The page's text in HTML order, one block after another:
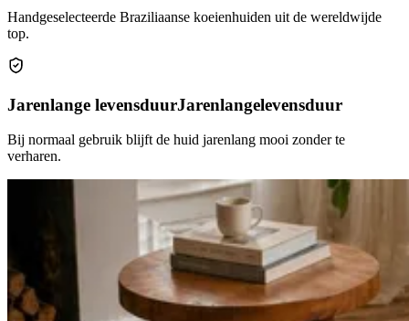
Handgeselecteerde Braziliaanse koeienhuiden uit de wereldwijde
top.
Jarenlange levensduurJarenlangelevensduur
Bij normaal gebruik blijft de huid jarenlang mooi zonder te
verharen.